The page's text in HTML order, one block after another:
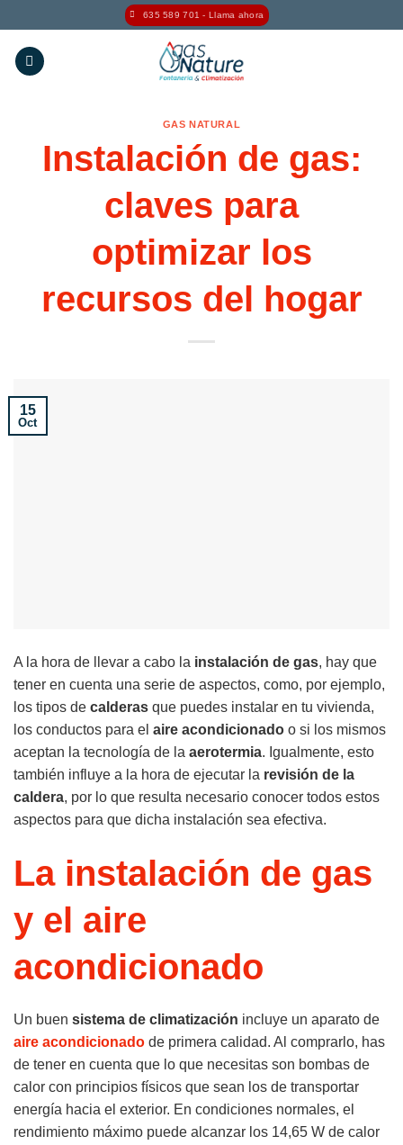
al
contenido
635 589 701 - Llama ahora
GAS NATURAL
Instalación de gas:
claves para
optimizar los
recursos del hogar
15
Oct
A la hora de llevar a cabo la instalación de gas, hay que
tener en cuenta una serie de aspectos, como, por ejemplo,
los tipos de calderas que puedes instalar en tu vivienda,
los conductos para el aire acondicionado o si los mismos
aceptan la tecnología de la aerotermia. Igualmente, esto
también influye a la hora de ejecutar la revisión de la
caldera, por lo que resulta necesario conocer todos estos
aspectos para que dicha instalación sea efectiva.
La instalación de gas
y el aire
acondicionado
Un buen sistema de climatización incluye un aparato de
aire acondicionado de primera calidad. Al comprarlo, has
de tener en cuenta que lo que necesitas son bombas de
calor con principios físicos que sean los de transportar
energía hacia el exterior. En condiciones normales, el
rendimiento máximo puede alcanzar los 14,65 W de calor